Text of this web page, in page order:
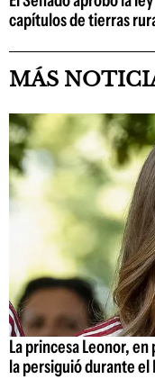
capítulos de tierras
MÁS
La princesa Leonor,
la persiguió durante el